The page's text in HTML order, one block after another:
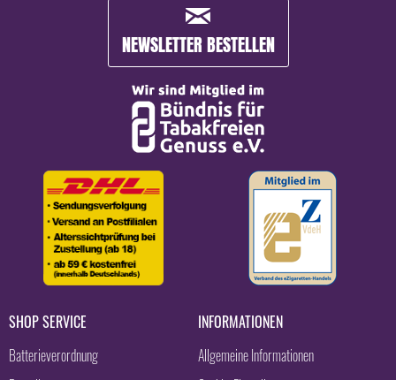
NEWSLETTER BESTELLEN
SHOP SERVICE
Batterieverordnung
INFORMATIONEN
Allgemeine Informationen